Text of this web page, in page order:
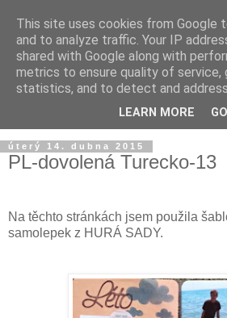
úterý 14. dubna 2015
PL-dovolená Turecko-13
Na těchto stránkách jsem použila
samolepek z HURÁ SADY.
This site uses cookies from Google
and to analyze traffic. Your IP
shared with Google along with
metrics to ensure quality of service,
statistics, and to detect and
LEARN MORE